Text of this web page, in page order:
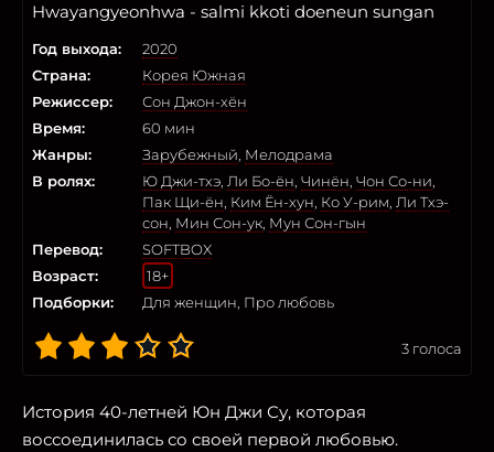
Hwayangyeonhwa - salmi kkoti doeneun sungan
Год выхода:
2020
Страна:
Корея Южная
Режиссер:
Сон Джон-хён
Время:
60 мин
Жанры:
Зарубежный Мелодрама
В ролях:
Ю Джи-тхэ Ли Бо-ён Чинён Чон Со-ни
Пак Щи-ён Ким Ён-хун Ко У-рим Ли Тхэ-
сон Мин Сон-ук Мун Сон-гын
Перевод:
SOFTBOX
Возраст:
18+
Подборки:
Для женщин, Про любовь
3 голоса
История 40-летней Юн Джи Су, которая
воссоединилась со своей первой любовью.